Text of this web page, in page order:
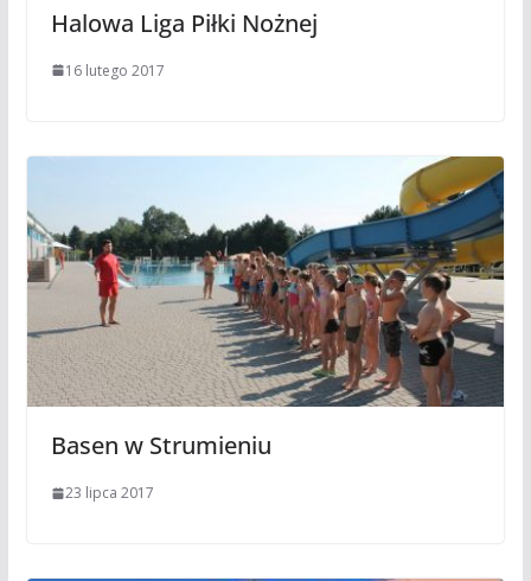
Halowa Liga Piłki Nożnej
16 lutego 2017
Basen w Strumieniu
23 lipca 2017